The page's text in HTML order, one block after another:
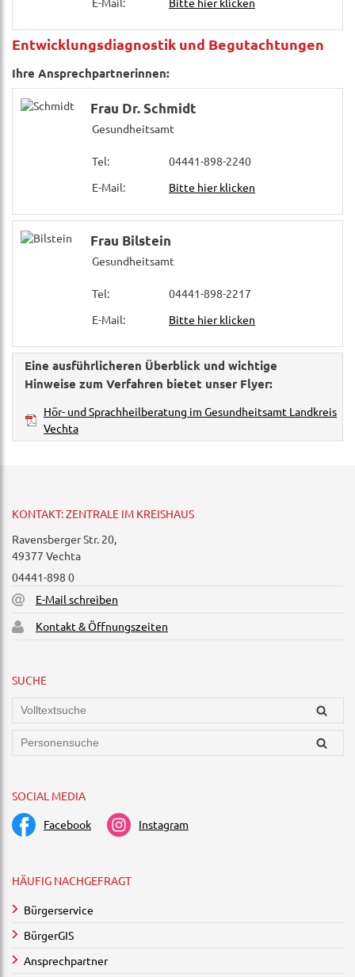
Entwicklungsdiagnostik und Begutachtungen
Ihre Ansprechpartnerinnen:
Frau Dr. Schmidt
Gesundheitsamt
Tel:
04441-898-2240
E-Mail:
Bitte hier klicken
Frau Bilstein
Gesundheitsamt
Tel:
04441-898-2217
E-Mail:
Bitte hier klicken
Eine ausführlicheren Überblick und wichtige
Hinweise zum Verfahren bietet unser Flyer:
Hör- und Sprachheilberatung im Gesundheitsamt Landkreis
Vechta
KONTAKT: ZENTRALE IM KREISHAUS
Ravensberger Str. 20,
49377 Vechta
04441-898 0
E-Mail schreiben
Kontakt & Öffnungszeiten
SUCHE
SOCIAL MEDIA
Facebook Instagram
HÄUFIG NACHGEFRAGT
Bürgerservice
BürgerGIS
Ansprechpartner